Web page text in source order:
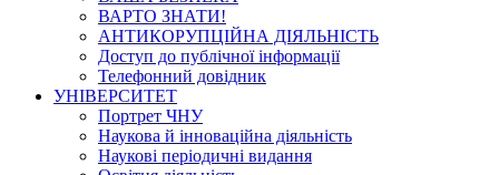
ВАРТО ЗНАТИ!
АНТИКОРУПЦІЙНА ДІЯЛЬНІСТЬ
Доступ до публічної інформації
Телефонний довідник
УНІВЕРСИТЕТ
Портрет ЧНУ
Наукова й інноваційна діяльність
Наукові періодичні видання